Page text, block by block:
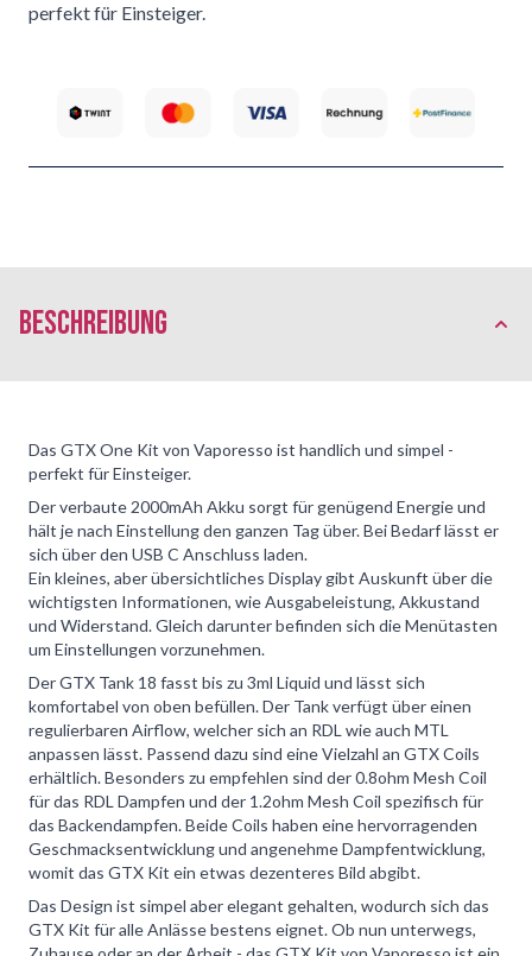
perfekt für Einsteiger.
Beschreibung
Das GTX One Kit von Vaporesso ist handlich und simpel -
perfekt für Einsteiger.
Der verbaute 2000mAh Akku sorgt für genügend Energie und
hält je nach Einstellung den ganzen Tag über. Bei Bedarf lässt er
sich über den USB C Anschluss laden.
Ein kleines, aber übersichtliches Display gibt Auskunft über die
wichtigsten Informationen, wie Ausgabeleistung, Akkustand
und Widerstand. Gleich darunter befinden sich die Menütasten
um Einstellungen vorzunehmen.
Der GTX Tank 18 fasst bis zu 3ml Liquid und lässt sich
komfortabel von oben befüllen. Der Tank verfügt über einen
regulierbaren Airflow, welcher sich an RDL wie auch MTL
anpassen lässt. Passend dazu sind eine Vielzahl an GTX Coils
erhältlich. Besonders zu empfehlen sind der 0.8ohm Mesh Coil
für das RDL Dampfen und der 1.2ohm Mesh Coil spezifisch für
das Backendampfen. Beide Coils haben eine hervorragenden
Geschmacksentwicklung und angenehme Dampfentwicklung,
womit das GTX Kit ein etwas dezenteres Bild abgibt.
Das Design ist simpel aber elegant gehalten, wodurch sich das
GTX Kit für alle Anlässe bestens eignet. Ob nun unterwegs,